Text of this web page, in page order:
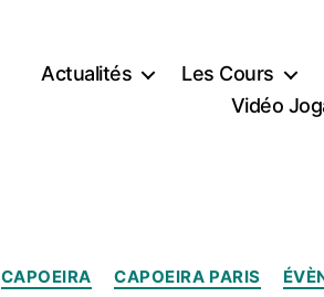
Actualités Les Cours
Vidéo
Catégories
CAPOEIRA CAPOEIRA PARIS